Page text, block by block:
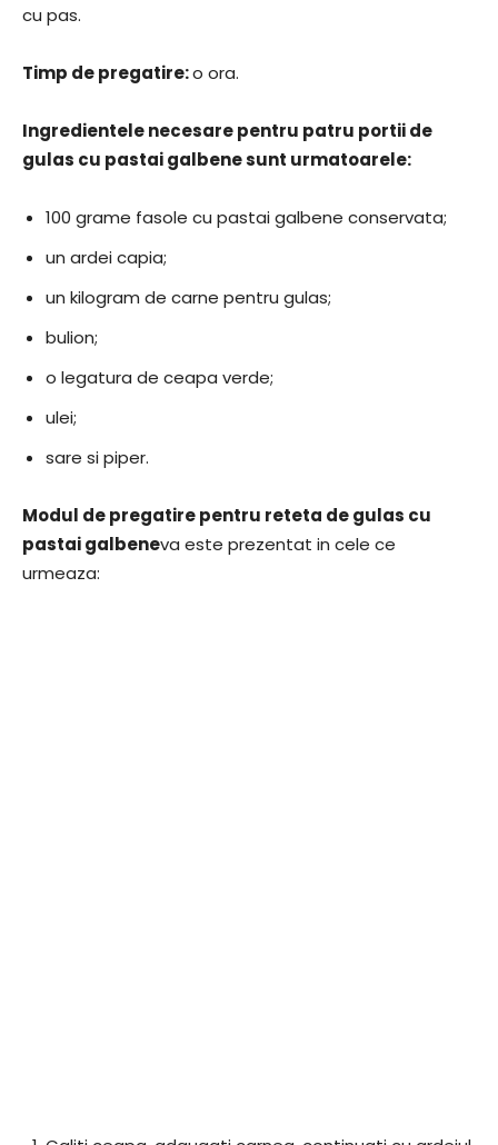
cu pas.
Timp de pregatire:o ora.
Ingredientele necesare pentru patru portii de
gulas cu pastai galbene sunt urmatoarele:
100 grame fasole cu pastai galbene conservata;
un ardei capia;
un kilogram de carne pentru gulas;
bulion;
o legatura de ceapa verde;
ulei;
sare si piper.
Modul de pregatire pentru reteta de gulas cu
pastai galbeneva este prezentat in cele ce
urmeaza: